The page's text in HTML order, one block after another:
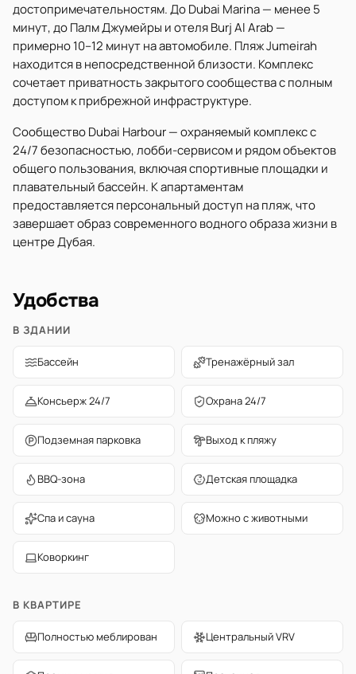
достопримечательностям. До Dubai Marina — менее 5
минут, до Палм Джумейры и отеля Burj Al Arab —
примерно 10–12 минут на автомобиле. Пляж Jumeirah
находится в непосредственной близости. Комплекс
сочетает приватность закрытого сообщества с полным
доступом к прибрежной инфраструктуре.
Сообщество Dubai Harbour — охраняемый комплекс с
24/7 безопасностью, лобби-сервисом и рядом объектов
общего пользования, включая спортивные площадки и
плавательный бассейн. К апартаментам
предоставляется персональный доступ на пляж, что
завершает образ современного водного образа жизни в
центре Дубая.
Удобства
В ЗДАНИИ
Бассейн Тренажёрный зал
Консьерж 24/7 Охрана 24/7
Подземная парковка Выход к пляжу
BBQ-зона Детская площадка
Спа и сауна Можно с животными
Коворкинг
В КВАРТИРЕ
Полностью меблирован Центральный VRV